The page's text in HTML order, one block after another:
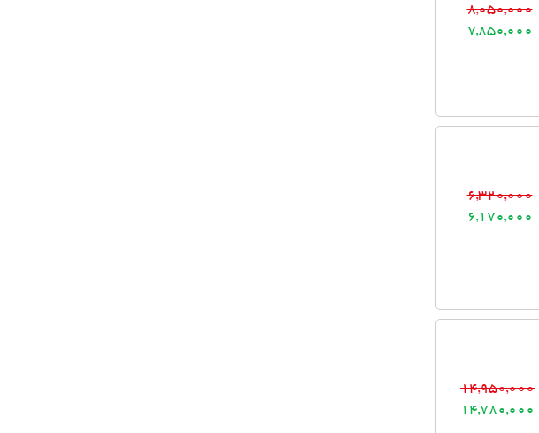
8,050,000
7,850,000
6,320,000
6,170,000
14,950,000
14,780,000